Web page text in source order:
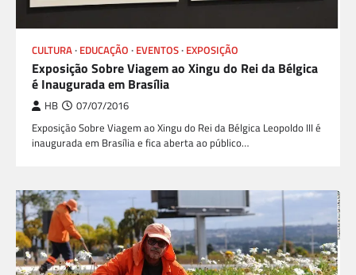
CULTURA EDUCAÇÃO EVENTOS EXPOSIÇÃO
Exposição Sobre Viagem ao Xingu do Rei da Bélgica
é Inaugurada em Brasília
HB 07/07/2016
Exposição Sobre Viagem ao Xingu do Rei da Bélgica Leopoldo III é
inaugurada em Brasília e fica aberta ao público…